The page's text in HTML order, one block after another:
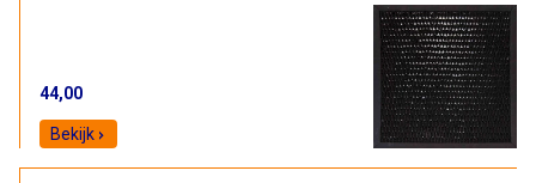
44,00
Bekijk